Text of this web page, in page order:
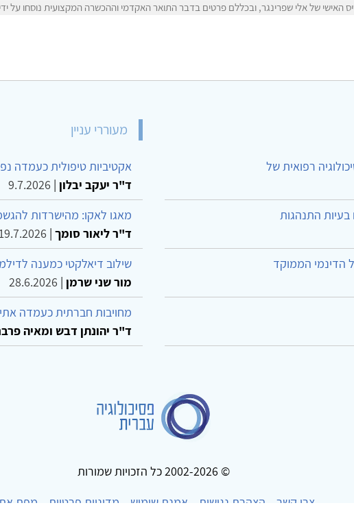
האישי של אלי שפרינגר, ובכללם פרטים בדבר התואר האקדמי וההכשרה המקצועית נוסחו על ידי
רפואית של
התנהגות
הדינמי הממוקד
מעוררי עניין
אקטיביות טיפולית כעמדה
ד"ר יעקב יבלון |
9.7.2026
מאגו לאקו: מהישרדות
ד"ר ליאור סומך |
שילוב דיאלקטי כמענה
מור שני שרמן |
28.6.2026
מחויבות חברתית כעמדה
ד"ר יהונתן דבש ומאיה
© 2002-2026 כל הזכויות שמורות
צרו קשר
הצהרת נגישות אמנת שימוש מדיניות פרטיות מפת